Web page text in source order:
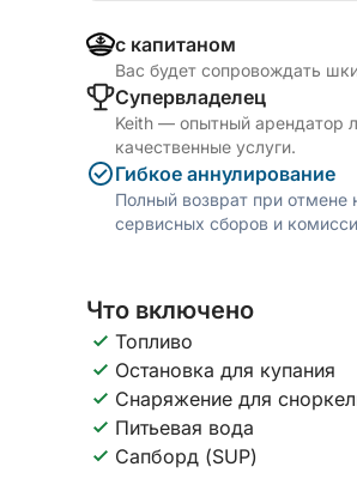
с капитаном
Вас будет сопровождать
Cупервладелец
Keith — опытный арендатор
качественные услуги.
Гибкое аннулирование
Полный возврат при
сервисных сборов и
Что включено
Топливо
Остановка для купания
Снаряжение для
Питьевая вода
Сапборд (SUP)